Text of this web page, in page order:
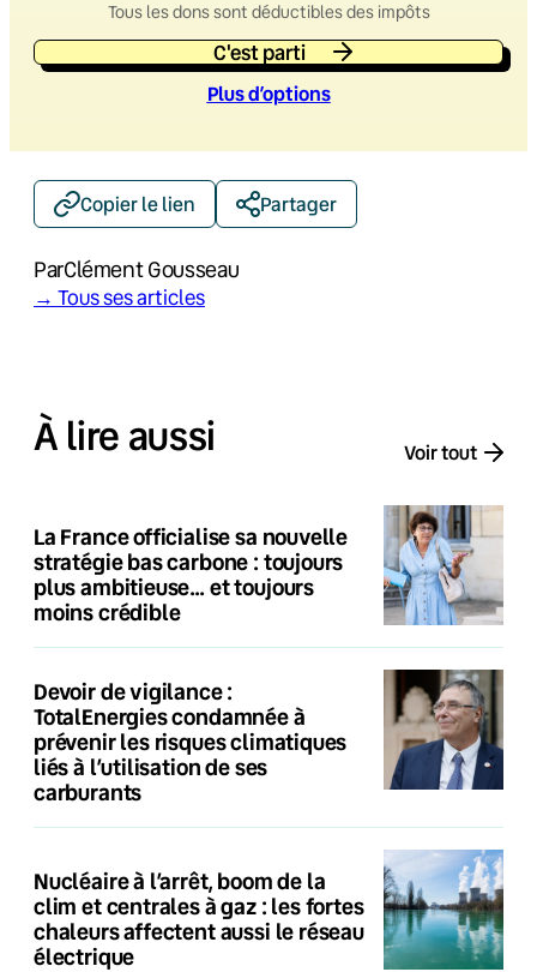
Tous les dons sont déductibles des impôts
C'est parti
Plus d’options
Copier le lien Partager
ParClément Gousseau
→ Tous ses articles
À lire aussi Voir tout
La France officialise sa nouvelle
stratégie bas carbone : toujours
plus ambitieuse… et toujours
moins crédible
Devoir de vigilance :
TotalEnergies condamnée à
prévenir les risques climatiques
liés à l’utilisation de ses
carburants
Nucléaire à l’arrêt, boom de la
clim et centrales à gaz : les fortes
chaleurs affectent aussi le réseau
électrique